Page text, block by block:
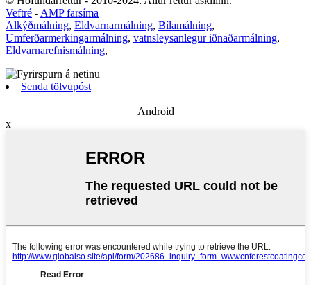
Veftré - AMP farsíma
Alkýðmálning, Eldvarnarmálning, Bílamálning,
Umferðarmerkingarmálning, vatnsleysanlegur iðnaðarmálning,
Eldvarnarefnismálning,
Senda tölvupóst
Android
x